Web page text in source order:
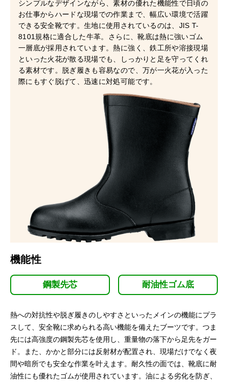
シンプルなデザインながら、素材の優れた機能性で日頃の
お仕事からハードな現場での作業まで、幅広い環境で活躍
できる安全靴です。生地に使用されているのは、JIS T-
8101規格に適合した牛革。さらに、靴底は熱に強いゴム
一層底が採用されています。熱に強く、鉄工所や溶接現場
といった火花が散る現場でも、しっかりと足を守ってくれ
る素材です。脱ぎ履きも容易なので、万が一火花が入った
際にもすぐ脱げて、迅速に対処可能です。
機能性
鋼製先芯 耐油性ゴム底
熱への対抗性や脱ぎ履きのしやすさといったメインの機能にプラ
スして、安全靴に求められる高い機能を備えたブーツです。つま
先には高強度の鋼製先芯を使用し、重量物の落下から足先をガー
ド。また、かかと部分には反射材が配置され、現場だけでなく夜
間や暗所でも安全な作業を叶えます。耐久性の面では、靴底に耐
油性にも優れたゴムが使用されています。油による劣化を防ぎ、